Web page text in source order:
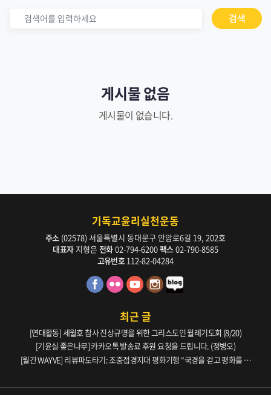
검색
게시물 없음
게시물이 없습니다.
기독교윤리실천운동
주소 (02578) 서울특별시 동대문구 안암로6길 19, 202호
대표자지형은 전화02-794-6200팩스 02-790-8585
고유번호 112-82-04284
최근 글
[연대활동] 세월호 참사 진상규명을 위한 그리스도인 월례기도회 (8/20)
[기윤실 좋은나무] 카카오톡 발송료 후원 요청을 드립니다. (정병오)
[월간 WAYVE] 리뷰파도타기: 조중접경지대 평화기행 “국경을 걷고 평화를 생